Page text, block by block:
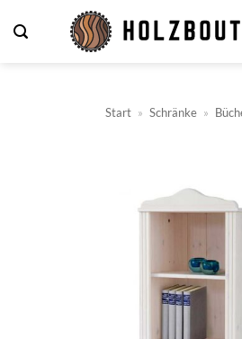
Inhalt
Start » Schränke »